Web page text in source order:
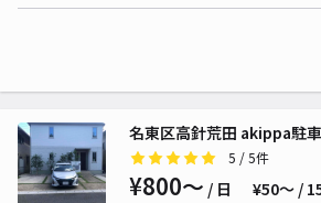
名東区高針荒田 akippa駐
5 / 5件
¥800〜 / 日 ¥50〜 /